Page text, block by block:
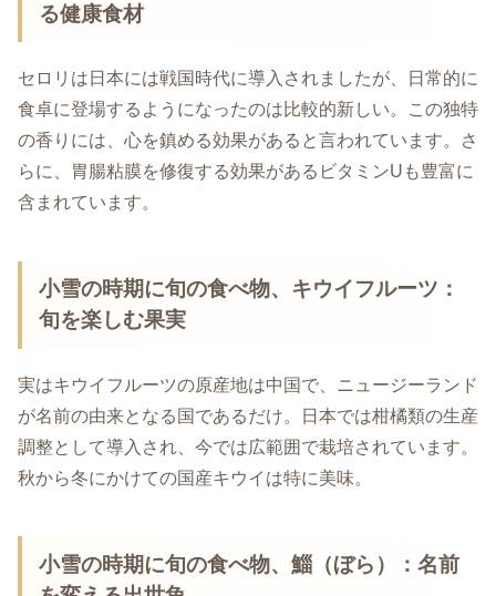
る健康食材
セロリは日本には戦国時代に導入されましたが、日常的に
食卓に登場するようになったのは比較的新しい。この独特
の香りには、心を鎮める効果があると言われています。さ
らに、胃腸粘膜を修復する効果があるビタミンUも豊富に
含まれています。
小雪の時期に旬の食べ物、キウイフルーツ：
旬を楽しむ果実
実はキウイフルーツの原産地は中国で、ニュージーランド
が名前の由来となる国であるだけ。日本では柑橘類の生産
調整として導入され、今では広範囲で栽培されています。
秋から冬にかけての国産キウイは特に美味。
小雪の時期に旬の食べ物、鯔（ぼら）：名前